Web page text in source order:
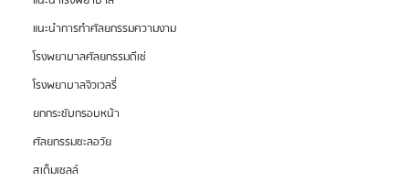
แนะนำการทำศัลยกรรมความงาม
โรงพยาบาลศัลยกรรมดีเซ่
โรงพยาบาลจิวเวลรี่
ยกกระชับกรอบหน้า
ศัลยกรรมชะลอวัย
สเต็มเซลล์